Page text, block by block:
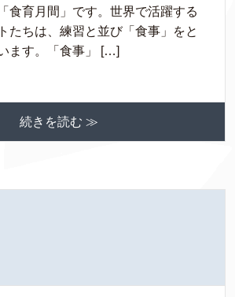
食育月間」です。世界で活躍する
たちは、練習と並び「食事」をと
ます。「食事」 […]
続きを読む ≫